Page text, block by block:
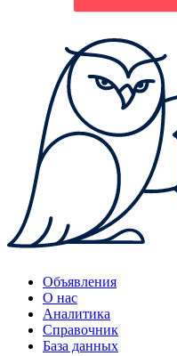
Объявления
О нас
Аналитика
Справочник
База данных